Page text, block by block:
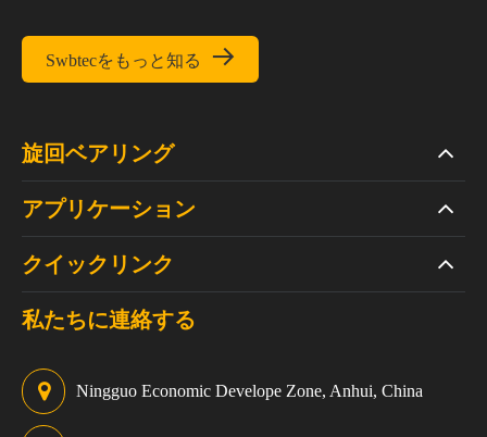
Swbtecをもっと知る 
旋回ベアリング
アプリケーション
クイックリンク
私たちに連絡する
Ningguo Economic Develope Zone, Anhui, China